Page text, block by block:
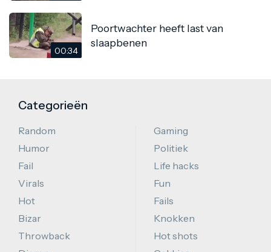
00:34
Poortwachter heeft last van
slaapbenen
Categorieën
Random
Humor
Fail
Virals
Hot
Bizar
Throwback
Gaming
Politiek
Life hacks
Fun
Fails
Knokken
Hot shots